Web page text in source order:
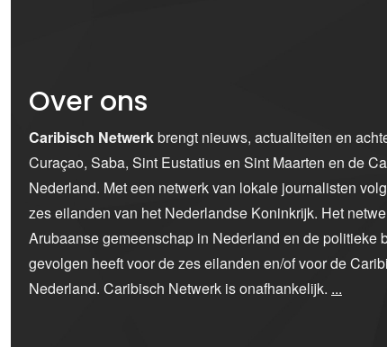
Over ons
Caribisch Netwerkbrengt nieuws, actualiteiten en
Curaçao, Saba, Sint Eustatius en Sint Maarten en de
Nederland. Met een netwerk van lokale journalisten
zes eilanden van het Nederlandse Koninkrijk. Het
Arubaanse gemeenschap in Nederland en de politieke
gevolgen heeft voor de zes eilanden en/of voor de
Nederland. Caribisch Netwerk is onafhankelijk. ...